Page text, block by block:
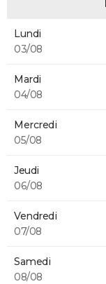
Lundi
03/08
Mardi
04/08
Mercredi
05/08
Jeudi
06/08
Vendredi
07/08
Samedi
08/08